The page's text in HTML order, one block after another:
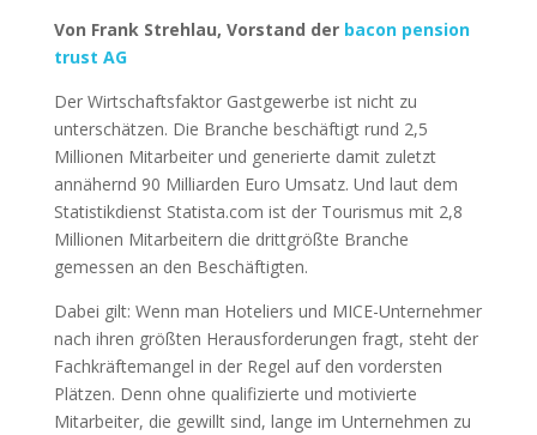
Von Frank Strehlau, Vorstand derbacon pension
trust AG
Der Wirtschaftsfaktor Gastgewerbe ist nicht zu
unterschätzen. Die Branche beschäftigt rund 2,5
Millionen Mitarbeiter und generierte damit zuletzt
annähernd 90 Milliarden Euro Umsatz. Und laut dem
Statistikdienst Statista.com ist der Tourismus mit 2,8
Millionen Mitarbeitern die drittgrößte Branche
gemessen an den Beschäftigten.
Dabei gilt: Wenn man Hoteliers und MICE-Unternehmer
nach ihren größten Herausforderungen fragt, steht der
Fachkräftemangel in der Regel auf den vordersten
Plätzen. Denn ohne qualifizierte und motivierte
Mitarbeiter, die gewillt sind, lange im Unternehmen zu